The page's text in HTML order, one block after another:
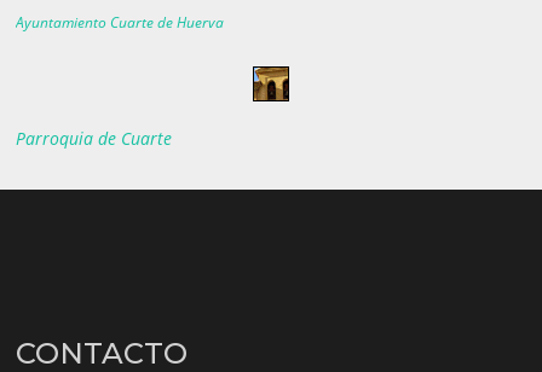
Ayuntamiento Cuarte de Huerva
Parroquia de Cuarte
CONTACTO